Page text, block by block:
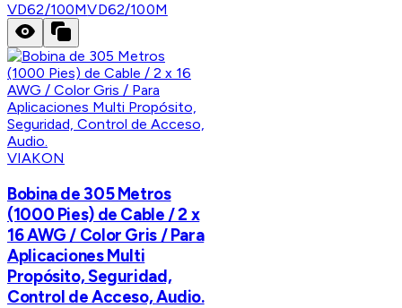
VD62/100MVD62/100M
VIAKON
Bobina de 305 Metros
(1000 Pies) de Cable / 2 x
16 AWG / Color Gris / Para
Aplicaciones Multi
Propósito, Seguridad,
Control de Acceso, Audio.